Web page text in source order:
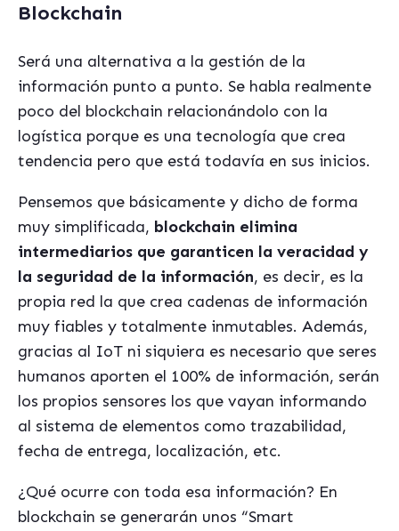
Blockchain
Será una alternativa a la gestión de la
información punto a punto. Se habla realmente
poco del blockchain relacionándolo con la
logística porque es una tecnología que crea
tendencia pero que está todavía en sus inicios.
Pensemos que básicamente y dicho de forma
muy simplificada, blockchain elimina
intermediarios que garanticen la veracidad y
la seguridad de la información, es decir, es la
propia red la que crea cadenas de información
muy fiables y totalmente inmutables. Además,
gracias al IoT ni siquiera es necesario que seres
humanos aporten el 100% de información, serán
los propios sensores los que vayan informando
al sistema de elementos como trazabilidad,
fecha de entrega, localización, etc.
¿Qué ocurre con toda esa información? En
blockchain se generarán unos “Smart